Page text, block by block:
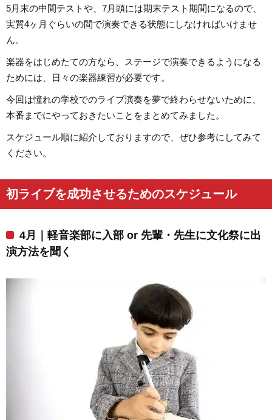
5月末の中間テストや、7月頭には期末テスト期間になるので、
実質4ヶ月ぐらいの間で演奏できる状態にしなければいけませ
ん。
楽器をはじめたての方なら、ステージで演奏できるようになる
ためには、日々の楽器練習が必要です。
今回は憧れの学校でのライブ演奏を夢で終わらせないために、
本番までにやっておきたいことをまとめてみました。
スケジュール順に紹介しておりますので、ぜひ参考にしてみて
ください。
初ライブを成功させるためのスケジュール
4月｜軽音楽部に入部 or 先輩・先生に文化祭に出
演方法を聞く